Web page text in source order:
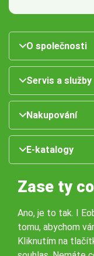
O společnosti
Servis a služby
Nakupování
E-katalogy
Zase ty
Ano, je to tak. I
tomu, abychom
Kliknutím na